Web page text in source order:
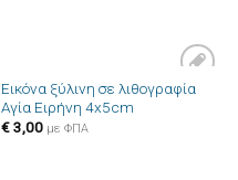
Πρόσθήκη
Εικόνα ξύλινη σε λιθογραφία
Αγία Ειρήνη 4x5cm
€3,00 με ΦΠΑ